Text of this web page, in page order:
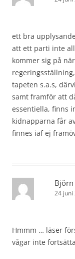
ett bra
att ett parti inte
kommer sig på
tapeten s.a.s,
samt framför att
essentiella, finns
kidnapparna får
finnes iaf ej
Björn
24 juni
Hmmm … läser
vågar inte